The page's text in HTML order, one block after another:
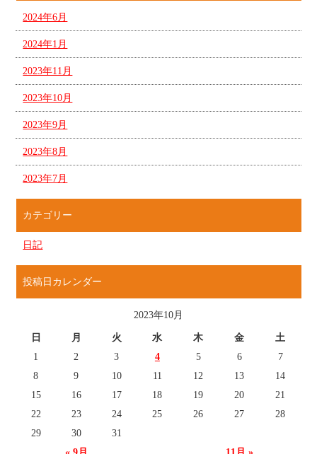
2024年6月
2024年1月
2023年11月
2023年10月
2023年9月
2023年8月
2023年7月
カテゴリー
日記
投稿日カレンダー
2023年10月
日 月 火 水 木 金 土
1 2 3 4 5 6
7
8
9 10 11 12 13
14
15
16 17 18 19 20
21
22
23 24 25 26 27
28
29
30 31